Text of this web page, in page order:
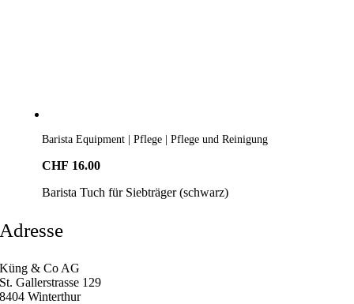
Barista Equipment | Pflege | Pflege und Reinigung
CHF 16.00
Barista Tuch für Siebträger (schwarz)
Adresse
Küng & Co AG
St. Gallerstrasse 129
8404 Winterthur